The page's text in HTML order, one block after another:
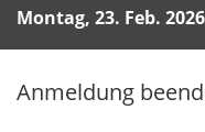
Montag, 23. Feb.
Anmeldung